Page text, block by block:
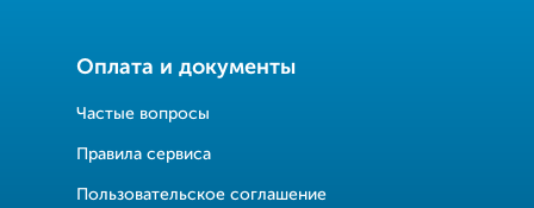
Оплата и документы
Частые вопросы
Правила сервиса
Пользовательское соглашение